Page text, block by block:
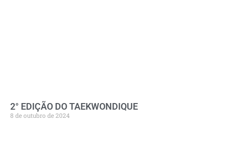
2° EDIÇÃO DO TAEKWONDIQUE
8 de outubro de 2024